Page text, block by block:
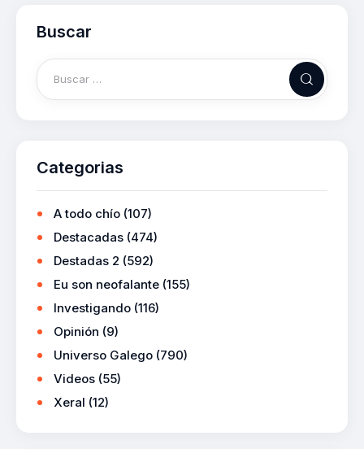
Buscar
Categorias
A todo chío (107)
Destacadas (474)
Destadas 2 (592)
Eu son neofalante (155)
Investigando (116)
Opinión (9)
Universo Galego (790)
Videos (55)
Xeral (12)